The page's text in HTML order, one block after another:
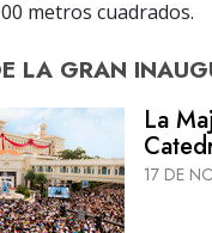
metros cuadrados.
LA GRAN
La
17 DE